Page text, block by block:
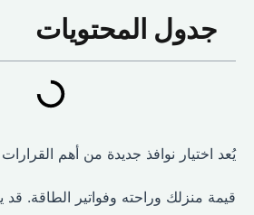
جدول المحتويات
يُعد اختيار نوافذ جديدة من أهم القرارات
قيمة منزلك وراحته وفواتير الطاقة. قد